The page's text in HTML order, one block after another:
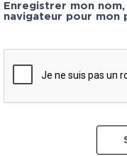
Enregistrer mon
navigateur pour mon